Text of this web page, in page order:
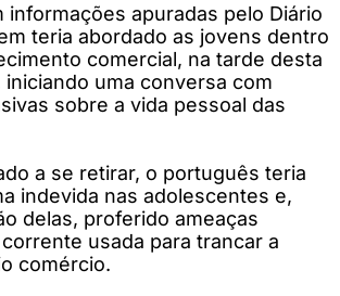
informações apuradas pelo Diário
teria abordado as jovens dentro
comercial, na tarde desta
uma conversa com
sobre a vida pessoal das
a se retirar, o português teria
indevida nas adolescentes e,
delas, proferido ameaças
usada para trancar a
comércio.